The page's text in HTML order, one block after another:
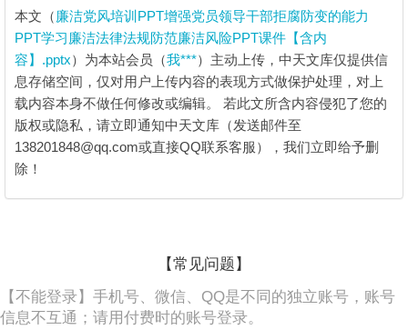
本文（ 廉洁党风培训PPT增强党员领导干部拒腐防变的能力
PPT学习廉洁法律法规防范廉洁风险PPT课件【含内
容】.pptx）为本站会员（我***）主动上传，中天文库仅提供信
息存储空间，仅对用户上传内容的表现方式做保护处理，对上
载内容本身不做任何修改或编辑。 若此文所含内容侵犯了您的
版权或隐私，请立即通知中天文库（发送邮件至
138201848@qq.com或直接QQ联系客服），我们立即给予删
除！
防变的能力PPT学习廉洁法律法规防范廉
洁风险PPT课件【含内容】.pptx
【常见问题】
【不能登录】手机号、微信、QQ是不同的独立账号，账号
信息不互通；请用付费时的账号登录。